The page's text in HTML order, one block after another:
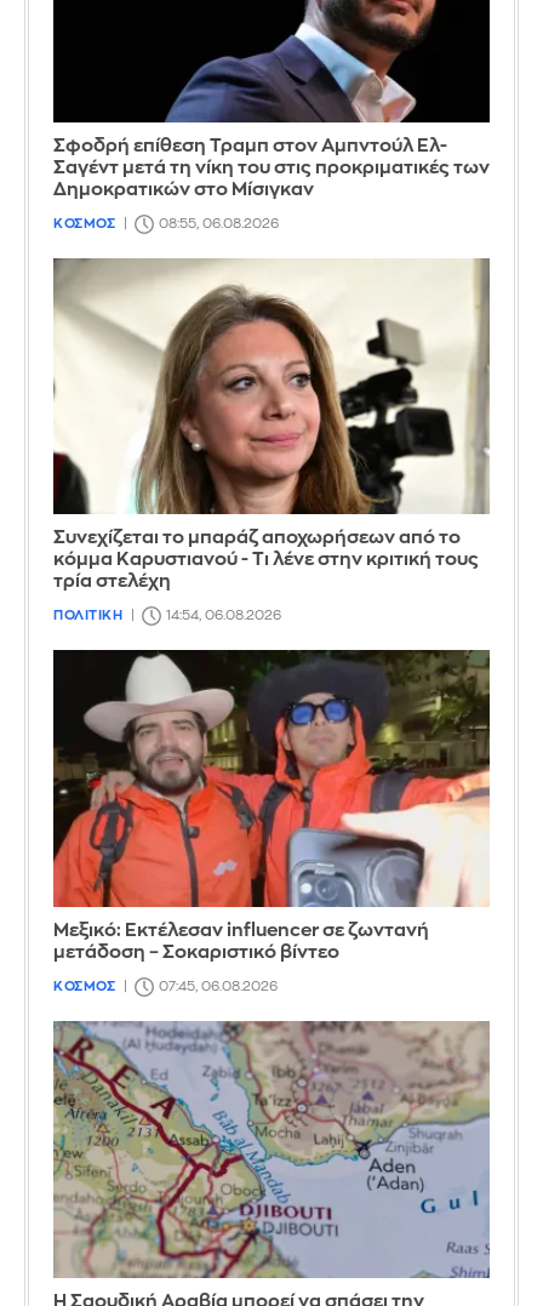
Σφοδρή επίθεση Τραμπ στον Αμπντούλ Ελ-
Σαγέντ μετά τη νίκη του στις προκριματικές των
Δημοκρατικών στο Μίσιγκαν
ΚΟΣΜΟΣ 08:55, 06.08.2026
Συνεχίζεται το μπαράζ αποχωρήσεων από το
κόμμα Καρυστιανού - Τι λένε στην κριτική τους
τρία στελέχη
ΠΟΛΙΤΙΚΗ 14:54, 06.08.2026
Μεξικό: Εκτέλεσαν influencer σε ζωντανή
μετάδοση – Σοκαριστικό βίντεο
ΚΟΣΜΟΣ 07:45, 06.08.2026
Η Σαουδική Αραβία μπορεί να σπάσει την